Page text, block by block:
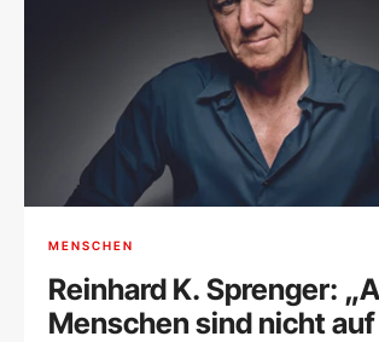
MENSCHEN
Reinhard K. Sprenger:
Menschen sind nicht